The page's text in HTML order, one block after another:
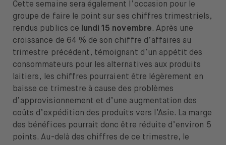
Cette semaine sera également l’occasion pour le
groupe de faire le point sur ses chiffres trimestriels,
rendus publics ce lundi 15 novembre. Après une
croissance de 64 % de son chiffre d’affaires au
trimestre précédent, témoignant d’un appétit des
consommateurs pour les alternatives aux produits
laitiers, les chiffres pourraient être légèrement en
baisse ce trimestre à cause des problèmes
d’approvisionnement et d’une augmentation des
coûts d’expédition des produits vers l’Asie. La marge
des bénéfices pourrait donc être réduite d’environ 5
points. Au-delà des chiffres de ce trimestre, le